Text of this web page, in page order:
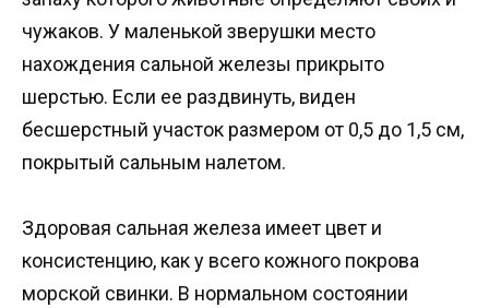
чужаков. У маленькой зверушки место
нахождения сальной железы прикрыто
шерстью. Если ее раздвинуть, виден
бесшерстный участок размером от 0,5 до 1,5 см,
покрытый сальным налетом.
Здоровая сальная железа имеет цвет и
консистенцию, как у всего кожного покрова
морской свинки. В нормальном состоянии